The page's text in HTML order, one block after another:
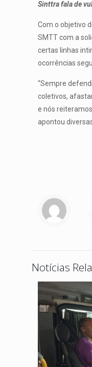
Sinttra fala de
Com o objetivo
SMTT com a
certas linhas
ocorrências
“Sempre
coletivos,
e nós
apontou
Notícias